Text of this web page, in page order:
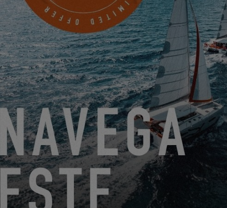
ADEX YACHTING
SZENT KORONA U.84.
BUDAPEST, Hungría
PROGRAMAR UNA CITA